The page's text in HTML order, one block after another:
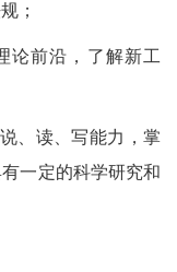
；
论前沿，了解新工
、读、写能力，掌
一定的科学研究和